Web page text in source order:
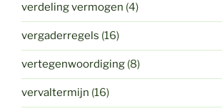
verdeling vermogen (4)
vergaderregels (16)
vertegenwoordiging (8)
vervaltermijn (16)